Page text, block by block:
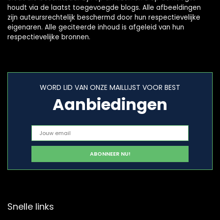
houdt via de laatst toegevoegde blogs. Alle afbeeldingen
zijn auteursrechtelijk beschermd door hun respectievelijke
eigenaren. Alle geciteerde inhoud is afgeleid van hun
respectievelijke bronnen.
WORD LID VAN ONZE MAILLIJST VOOR BEST
Aanbiedingen
Snelle links